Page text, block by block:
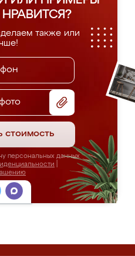
НРАВИТСЯ?
также или
стоимость
персональных данных